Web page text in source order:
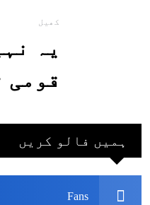
کھیل
یہ
قومی
نہ
ہمیں فالو کریں
Fans